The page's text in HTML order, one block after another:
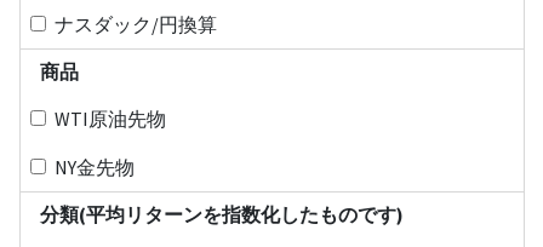
ナスダック/円換算
商品
WTI原油先物
NY金先物
分類(平均リターンを指数化したものです)